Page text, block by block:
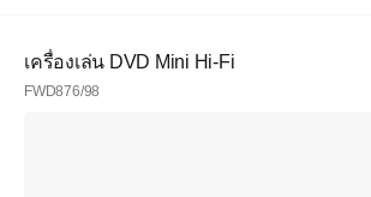
เครื่องเล่น DVD Mini Hi-Fi
FWD876/98